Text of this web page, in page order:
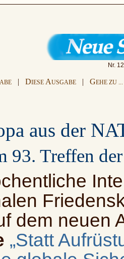
Nr.
| DIESE AUSGABE | GEHE ZU ...
aus der
93. Treffen
dem neuen
„Statt